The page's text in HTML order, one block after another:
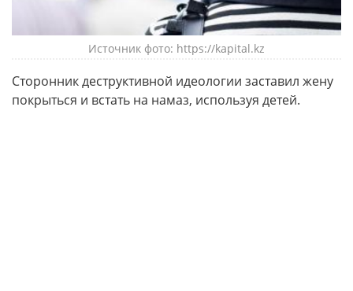
Источник фото: https://kapital.kz
Сторонник деструктивной идеологии заставил жену
покрыться и встать на намаз, используя детей.